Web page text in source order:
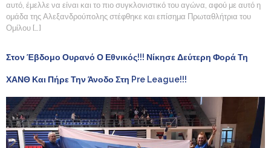
αυτό, έμελλε να είναι και το πιο συγκλονιστικό του αγώνα, αφού με αυτό η
ομάδα της Αλεξανδρούπολης στέφθηκε και επίσημα Πρωταθλήτρια του
Ομίλου […]
Στον Έβδομο Ουρανό Ο Εθνικός!!! Νίκησε Δεύτερη Φορά Τη
ΧΑΝΘ Και Πήρε Την Άνοδο Στη Pre League!!!